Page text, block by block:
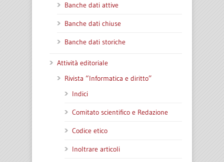
Banche dati attive
Banche dati chiuse
Banche dati storiche
Attività editoriale
Rivista “Informatica e diritto”
Indici
Comitato scientifico e Redazione
Codice etico
Inoltrare articoli